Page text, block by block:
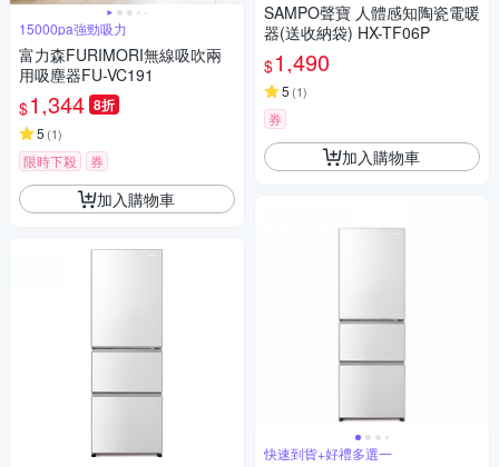
15000pa強勁吸力
富力森FURIMORI無線吸吹兩
用吸塵器FU-VC191
$1,344 8折
5 (1)
限時下殺 券
加入購物車
SAMPO聲寶 人體感知陶瓷電暖
器(送收納袋) HX-TF06P
$1,490
5 (1)
券
加入購物車
快速到貨+好禮多選一